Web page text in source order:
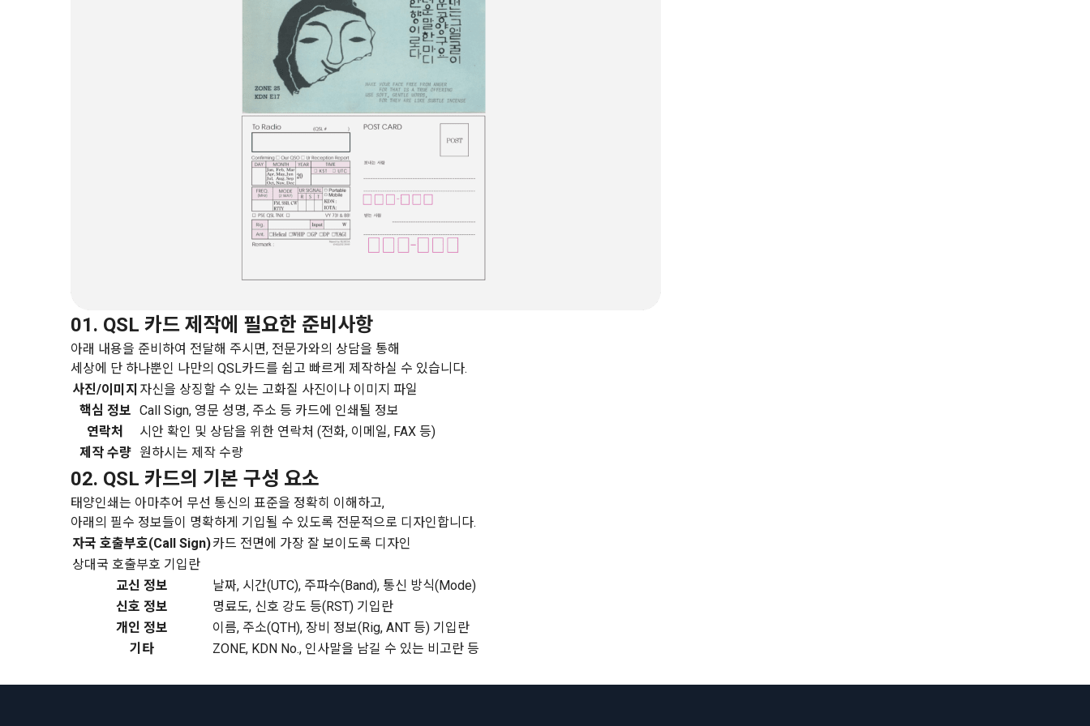
01. QSL 카드 제작에 필요한 준비사항
아래 내용을 준비하여 전달해 주시면, 전문가와의 상담을 통해
세상에 단 하나뿐인 나만의 QSL카드를 쉽고 빠르게 제작하실 수 있습니다.
사진/이미지 자신을 상징할 수 있는 고화질 사진이나 이미지 파일
핵심 정보 Call Sign, 영문 성명, 주소 등 카드에 인쇄될 정보
연락처
시안 확인 및 상담을 위한 연락처 (전화, 이메일, FAX 등)
제작 수량
원하시는 제작 수량
02. QSL 카드의 기본 구성 요소
태양인쇄는 아마추어 무선 통신의 표준을 정확히 이해하고,
아래의 필수 정보들이 명확하게 기입될 수 있도록 전문적으로 디자인합니다.
자국 호출부호(Call Sign)카드 전면에 가장 잘 보이도록 디자인
상대국 호출부호 기입란
교신 정보
날짜, 시간(UTC), 주파수(Band), 통신 방식(Mode)
신호 정보
명료도, 신호 강도 등(RST) 기입란
개인 정보
이름, 주소(QTH), 장비 정보(Rig, ANT 등) 기입란
기타
ZONE, KDN No., 인사말을 남길 수 있는 비고란 등